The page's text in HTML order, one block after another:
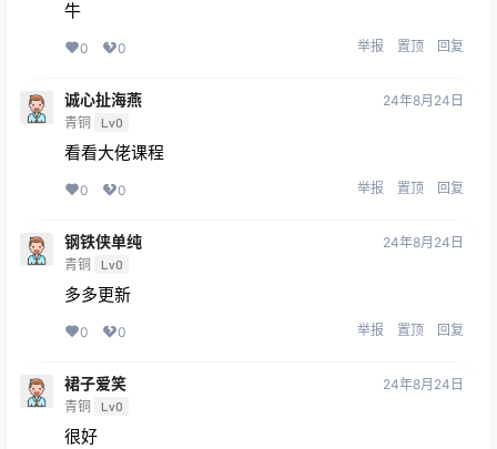
牛
0 0 举报 置顶 回复
诚心扯海燕
青铜 Lv0
24年8月24日
看看大佬课程
0 0 举报 置顶 回复
钢铁侠单纯
青铜 Lv0
24年8月24日
多多更新
0 0 举报 置顶 回复
裙子爱笑
青铜 Lv0
24年8月24日
很好